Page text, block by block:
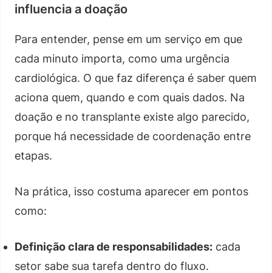
influencia a doação
Para entender, pense em um serviço em que
cada minuto importa, como uma urgência
cardiológica. O que faz diferença é saber quem
aciona quem, quando e com quais dados. Na
doação e no transplante existe algo parecido,
porque há necessidade de coordenação entre
etapas.
Na prática, isso costuma aparecer em pontos
como:
Definição clara de responsabilidades: cada
setor sabe sua tarefa dentro do fluxo.